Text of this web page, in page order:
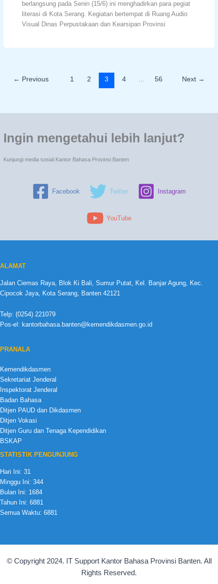
berlangsung pada Senin (15/6) ini menghadirkan para pegiat
literasi di Kota Serang. Kegiatan bertempat di Ruang Audio
Visual Dinas Perpustakaan dan Kearsipan Provinsi
← Previous 1 2 3 4 … 56 Next →
Ingin mengetahui lebih lanjut?
Kunjungi media sosial Kantor Bahasa Provinsi Banten
Facebook Twitter Instagram
YouTube
ALAMAT
Jalan Ciemas Raya, Blok Ki Bali, Sumur Putat, Kel. Banjar Agung, Kec.
Cipocok Jaya, Kota Serang, Banten 42121
Telp: (0254) 221079
Pos-el: kantorbahasa.banten@kemendikdasmen.go.id
PRANALA
Kemendikdasmen
Sekretariat Jenderal
Inspektorat Jenderal
Badan Bahasa
Ditjen PAUD dan Dikdasmen
Ditjen Vokasi
Ditjen Guru dan Tenaga Kependidikan
BSKAP
STATISTIK PENGUNJUNG
Hari Ini: 31
Minggu Ini: 344
Bulan Ini: 1684
Tahun Ini: 6881
Semua Waktu: 6881
© Copyright 2024. IT Support Kantor Bahasa Provinsi Banten. All
Rights Reserved.